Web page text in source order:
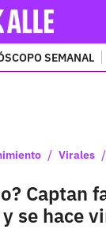
SEMANAL
/ Virales /
Captan
se hace